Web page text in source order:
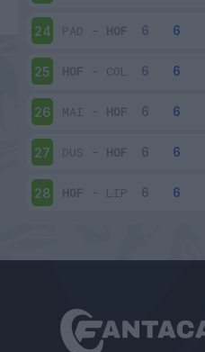
24 PAD - HOF
25 HOF - COL
26 MAI - HOF
27 DUS - HOF
28 HOF - LIP